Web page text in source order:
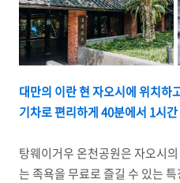
대만의 이란 현 자오시에 위치하
기차로 편리하게 40분에서 1시
탕웨이거우 온천공원은 자오시
는 족욕을 무료로 즐길 수 있는